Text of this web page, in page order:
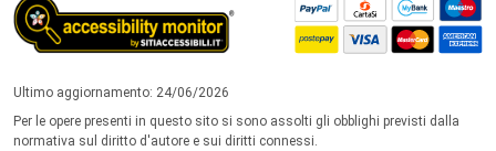
Ultimo aggiornamento: 24/06/2026
Per le opere presenti in questo sito si sono assolti gli obblighi previsti dalla
normativa sul diritto d'autore e sui diritti connessi.